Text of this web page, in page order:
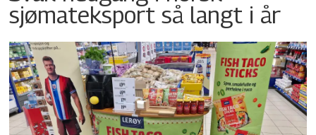
sjømateksport så langt i år